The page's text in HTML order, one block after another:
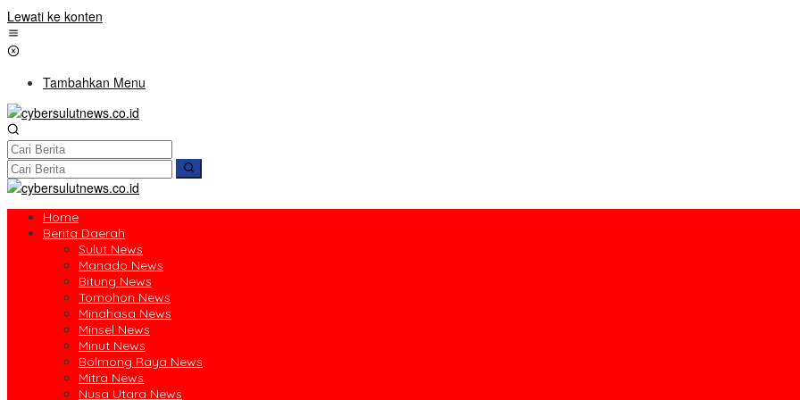
Lewati ke konten
Tambahkan Menu
Home
Berita Daerah
Sulut News
Manado News
Bitung News
Tomohon News
Minahasa News
Minsel News
Minut News
Bolmong Raya News
Mitra News
Nusa Utara News